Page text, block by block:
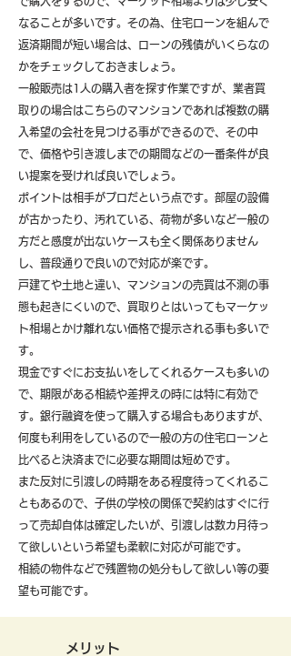
なることが多いです。その為、住宅ローンを組んで
返済期間が短い場合は、ローンの残債がいくらなの
かをチェックしておきましょう。
一般販売は1人の購入者を探す作業ですが、業者買
取りの場合はこちらのマンションであれば複数の購
入希望の会社を見つける事ができるので、その中
で、価格や引き渡しまでの期間などの一番条件が良
い提案を受ければ良いでしょう。
ポイントは相手がプロだという点です。部屋の設備
が古かったり、汚れている、荷物が多いなど一般の
方だと感度が出ないケースも全く関係ありません
し、普段通りで良いので対応が楽です。
戸建てや土地と違い、マンションの売買は不測の事
態も起きにくいので、買取りとはいってもマーケッ
ト相場とかけ離れない価格で提示される事も多いで
す。
現金ですぐにお支払いをしてくれるケースも多いの
で、期限がある相続や差押えの時には特に有効で
す。銀行融資を使って購入する場合もありますが、
何度も利用をしているので一般の方の住宅ローンと
比べると決済までに必要な期間は短めです。
また反対に引渡しの時期をある程度待ってくれるこ
ともあるので、子供の学校の関係で契約はすぐに行
って売却自体は確定したいが、引渡しは数カ月待っ
て欲しいという希望も柔軟に対応が可能です。
​相続の物件などで残置物の処分もして欲しい等の要
望も可能です。
メリット